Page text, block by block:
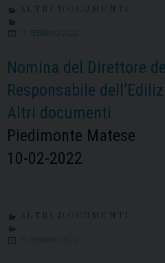
17 FEBBRAIO 2022
Nomina del Direttore
Responsabile
Altri documenti
Piedimonte Matese
10-02-2022
15 FEBBRAIO 2022